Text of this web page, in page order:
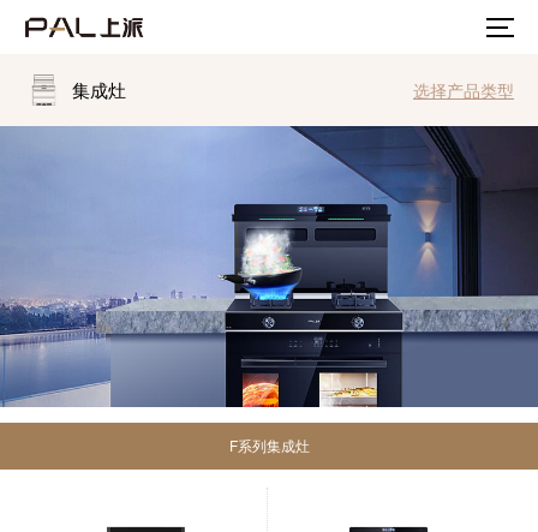
选择产品类型
集成灶
F系列集成灶